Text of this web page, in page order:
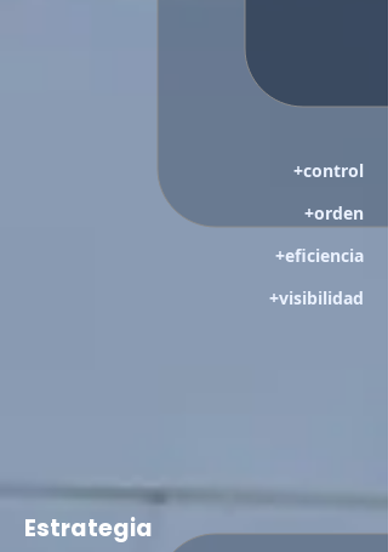
+control
+orden
+eficiencia
+visibilidad
Estrategia